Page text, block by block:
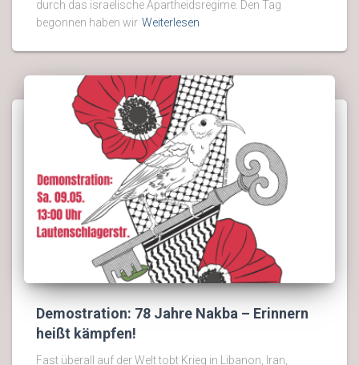
durch das israelische Apartheidsregime. Den Tag
begonnen haben wir Weiterlesen
Demostration: 78 Jahre Nakba – Erinnern
heißt kämpfen!
Fast überall auf der Welt tobt Krieg in Libanon, Iran,